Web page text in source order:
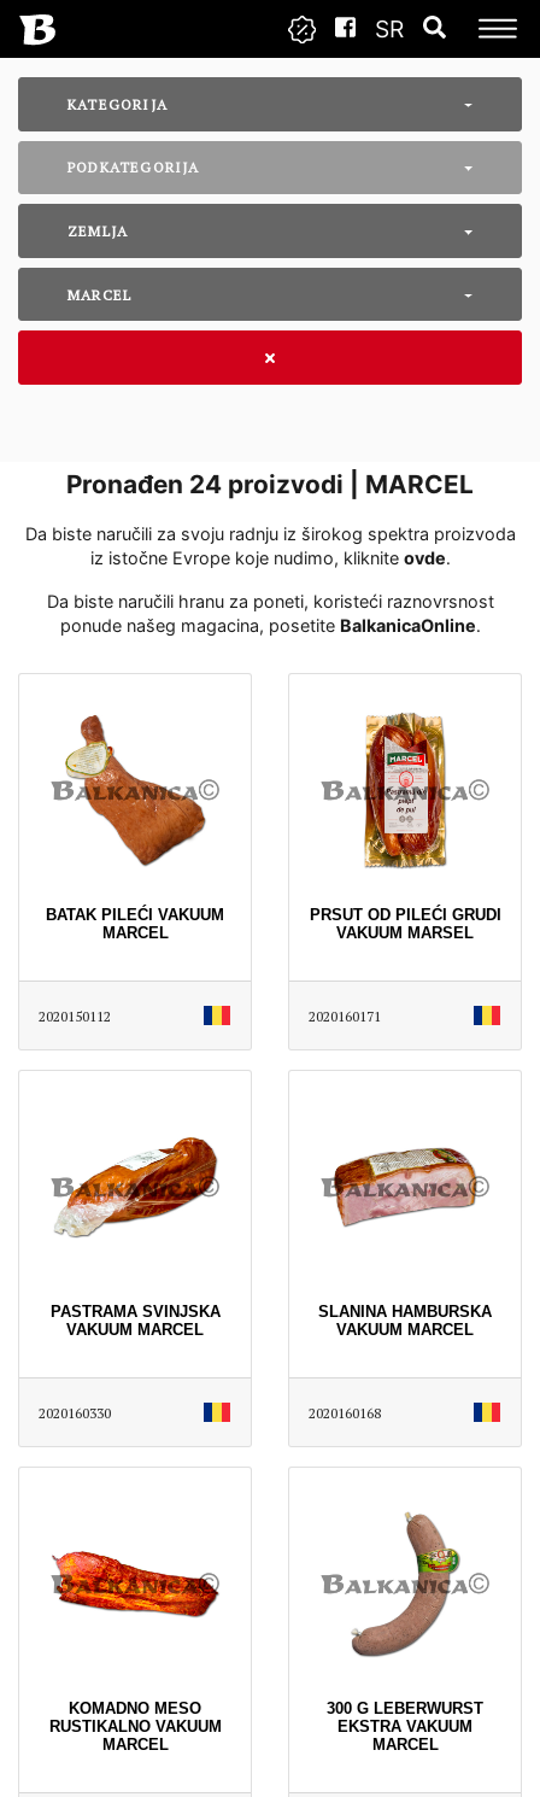
SR
KATEGORIJA
PODKATEGORIJA
ZEMLJA
MARCEL
Pronađen 24 proizvodi | MARCEL
Da biste naručili za svoju radnju iz širokog spektra proizvoda
iz istočne Evrope koje nudimo, kliknite ovde․
Da biste naručili hranu za poneti, koristeći raznovrsnost
ponude našeg magacina, posetite BalkanicaOnline․
BATAK PILEĆI VAKUUM
MARCEL
2020150112
PRSUT OD PILEĆI GRUDI
VAKUUM MARSEL
2020160171
PASTRAMA SVINJSKA
VAKUUM MARCEL
2020160330
SLANINA HAMBURSKA
VAKUUM MARCEL
2020160168
KOMADNO MESO
RUSTIKALNO VAKUUM
MARCEL
300 G LEBERWURST
EKSTRA VAKUUM
MARCEL